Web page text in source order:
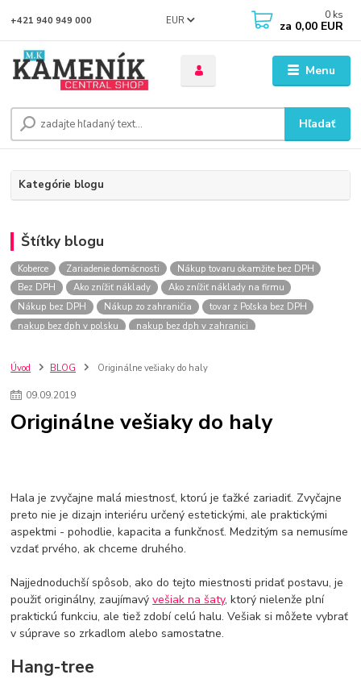
Menu
EUR
Hľadať
+421 940 949 000 0 ks
za 0,00 EUR
Kategórie blogu
Štítky blogu
Koberce Zariadenie domácnosti
Nákup tovaru okamžite bez DPH
Bez DPH
Ako znížiť náklady
Ako znížiť náklady na firmu
Nákup bez DPH
Nákup zo zahraničia
tovar z Poľska bez DPH
nakup bez dph v polsku
nakup bez dph v zahranici
nakupovanie na firmu bez dph
szco nakup bez dph
zlaté doplnky
Drezové batérie
Umyvadlové batérie
Kuchynské batérie
Jesenné trendy 2018
Dizajn interiériu
Doplnky do domácnosti
čalúnená textília
Poťahové látky
Poťahové látky na nábytok
Provence
Usporiadanie obývacej izby Nábytok Boxy a obedáre
Úvod BLOG Originálne vešiaky do haly
09.09.2019
Originálne vešiaky do haly
Hala je zvyčajne malá miestnosť, ktorú je ťažké zariadiť. Zvyčajne
preto nie je dizajn interiéru určený estetickými, ale praktickými
aspektmi - pohodlie, kapacita a funkčnosť. Medzitým sa nemusíme
vzdať prvého, ak chceme druhého.
Najjednoduchší spôsob, ako do tejto miestnosti pridať postavu, je
použiť originálny, zaujímavývešiak na šaty, ktorý nielenže plní
praktickú funkciu, ale tiež zdobí celú halu. Vešiak si môžete vybrať
v súprave so zrkadlom alebo samostatne.
Hang-tree